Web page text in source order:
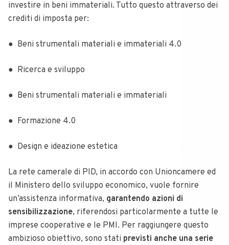
investire in beni immateriali. Tutto questo attraverso dei
crediti di imposta per:
● Beni strumentali materiali e immateriali 4.0
● Ricerca e sviluppo
● Beni strumentali materiali e immateriali
● Formazione 4.0
● Design e ideazione estetica
La rete camerale di PID, in accordo con Unioncamere ed
il Ministero dello sviluppo economico, vuole fornire
un’assistenza informativa, garantendo azioni di
sensibilizzazione, riferendosi particolarmente a tutte le
imprese cooperative e le PMI. Per raggiungere questo
ambizioso obiettivo, sono stati previsti anche una serie